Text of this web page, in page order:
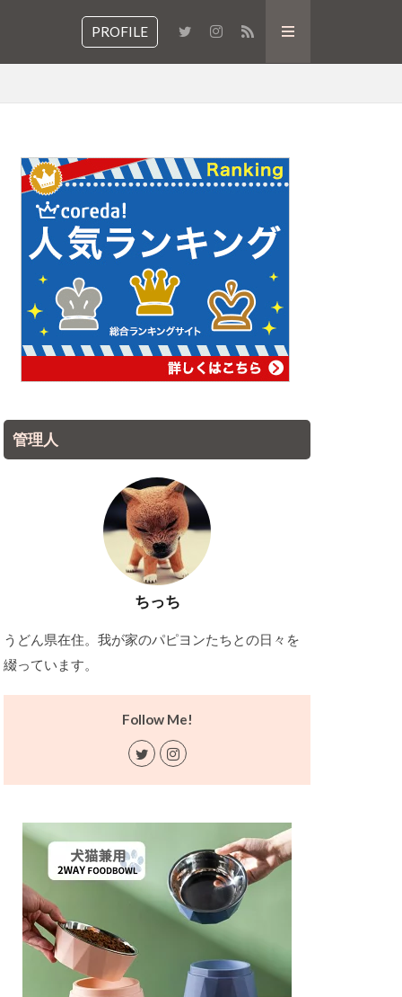
PROFILE
管理人
ちっち
うどん県在住。我が家のパピヨンたちとの日々を
綴っています。
Follow Me!